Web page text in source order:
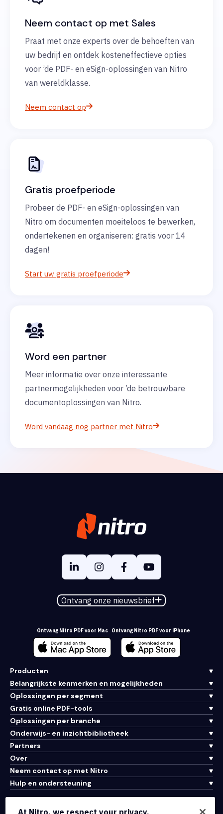
Neem contact op met Sales
Praat met onze experts over de behoeften van
uw bedrijf en ontdek kosteneffectieve opties
voor ’de PDF- en eSign-oplossingen van Nitro
van wereldklasse.
Neem contact op
Gratis proefperiode
Probeer de PDF- en eSign-oplossingen van
Nitro om documenten moeiteloos te bewerken,
ondertekenen en organiseren: gratis voor 14
dagen!
Start uw gratis proefperiode
Word een partner
Meer informatie over onze interessante
partnermogelijkheden voor ’de betrouwbare
documentoplossingen van Nitro.
Word vandaag nog partner met Nitro
Ontvang onze nieuwsbrief
Ontvang Nitro PDF voor Mac Ontvang Nitro PDF voor iPhone
Producten
Belangrijkste kenmerken en mogelijkheden
Oplossingen per segment
Gratis online PDF-tools
Oplossingen per branche
Onderwijs- en inzichtbibliotheek
Partners
Over
Neem contact op met Nitro
Hulp en ondersteuning
Integraties en API-connectiviteit
At Nitro, we respect your privacy.